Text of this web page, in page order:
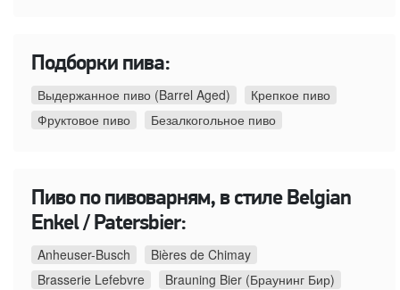
Подборки пива:
Выдержанное пиво (Barrel Aged)
Крепкое пиво
Фруктовое пиво
Безалкогольное пиво
Пиво по пивоварням, в стиле Belgian
Enkel / Patersbier:
Anheuser-Busch
Bières de Chimay
Brasserie Lefebvre
Brauning Bier (Браунинг Бир)